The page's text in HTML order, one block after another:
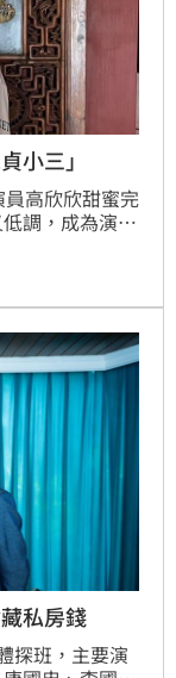
小三」
高欣欣甜蜜完
調，成為演藝
瞬間引發粉絲
私房錢
探班，主要演